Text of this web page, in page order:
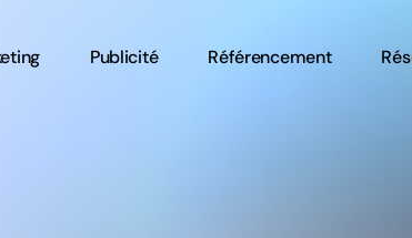
Publicité Référencement